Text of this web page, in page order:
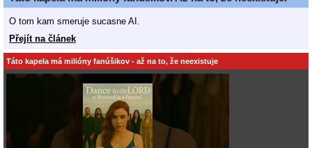
O tom kam smeruje sucasne AI.
Přejít na článek
Táto kapela má milióny fanúšikov - až na to, že neexistuje